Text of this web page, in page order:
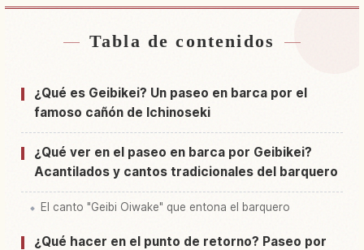
Buscar alojamiento cerca de Geibikei↗
Buscar experiencias en Geibikei↗
Tabla de contenidos
¿Qué es Geibikei? Un paseo en barca por el
famoso cañón de Ichinoseki
¿Qué ver en el paseo en barca por Geibikei?
Acantilados y cantos tradicionales del barquero
El canto "Geibi Oiwake" que entona el barquero
¿Qué hacer en el punto de retorno? Paseo por